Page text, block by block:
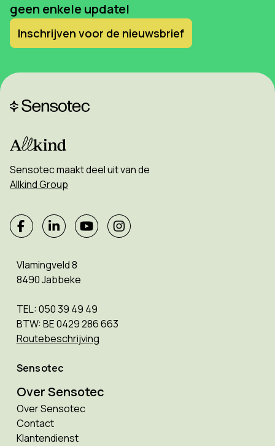
geen enkele update!
Inschrijven voor de nieuwsbrief
Sensotec maakt deel uit van de
Allkind Group
Vlamingveld 8
8490 Jabbeke
TEL: 050 39 49 49
BTW: BE 0429 286 663
Routebeschrijving
Sensotec
Over Sensotec
Over Sensotec
Contact
Klantendienst